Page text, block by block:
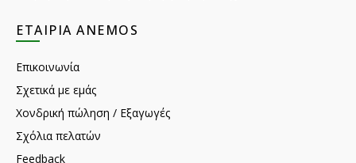
ΕΤΑΙΡΊΑ ANEMOS
Επικοινωνία
Σχετικά με εμάς
Χονδρική πώληση / Εξαγωγές
Σχόλια πελατών
Feedback